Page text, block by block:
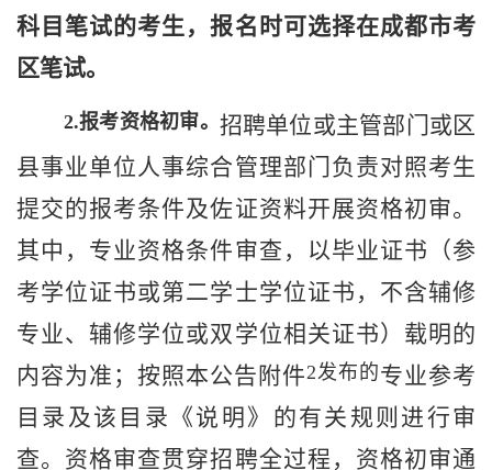
科目笔试的考生，报名时可选择在成都市考
区笔试。
2.报考资格初审。 招聘单位或主管部门或区
县事业单位人事综合管理部门负责对照考生
提交的报考条件及佐证资料开展资格初审。
其中，专业资格条件审查，以毕业证书（参
考学位证书或第二学士学位证书，不含辅修
专业、辅修学位或双学位相关证书）载明的
内容为准；按照本公告附件2发布的专业参考
目录及该目录《说明》的有关规则进行审
查。 资格审查贯穿招聘全过程，资格初审通